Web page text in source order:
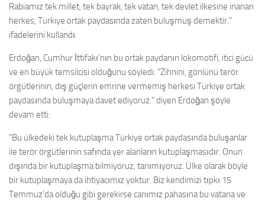
Rabiamız tek millet, tek bayrak, tek vatan, tek devlet ilkesine inanan
herkes, Türkiye ortak paydasında zaten buluşmuş demektir.”
ifadelerini kullandı.
Erdoğan, Cumhur İttifakı’nın bu ortak paydanın lokomotifi, itici gücü
ve en büyük temsilcisi olduğunu söyledi. “Zihnini, gönlünü terör
örgütlerinin, dış güçlerin emrine vermemiş herkesi Türkiye ortak
paydasında buluşmaya davet ediyoruz.” diyen Erdoğan şöyle
devam etti:
“Bu ülkedeki tek kutuplaşma Türkiye ortak paydasında buluşanlar
ile terör örgütlerinin safında yer alanların kutuplaşmasıdır. Onun
dışında bir kutuplaşma bilmiyoruz, tanımıyoruz. Ülke olarak böyle
bir kutuplaşmaya da ihtiyacımız yoktur. Biz kendimizi tıpkı 15
Temmuz’da olduğu gibi gerekirse canımız pahasına bu vatana ve